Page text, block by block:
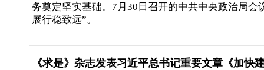
务奠定坚实基础。7月30日召开的中共中央政治局
展行稳致远”。
《求是》杂志发表习近平总书记重要文章《加快